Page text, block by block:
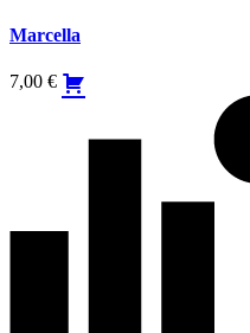
Marcella
7,00 €